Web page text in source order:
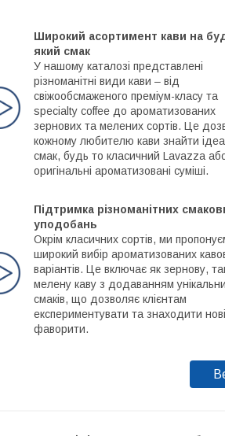
Широкий асортимент кави на
який смак
У нашому каталозі представлені
різноманітні види кави – від
свіжообсмаженого преміум-класу та
specialty coffee до ароматизованих
зернових та мелених сортів. Це
кожному любителю кави знайти
смак, будь то класичний Lavazza
оригінальні ароматизовані суміші.
Підтримка різноманітних
уподобань
Окрім класичних сортів, ми
широкий вибір ароматизованих
варіантів. Це включає як зернову,
мелену каву з додаванням
смаків, що дозволяє клієнтам
експериментувати та знаходити нові
фаворити.